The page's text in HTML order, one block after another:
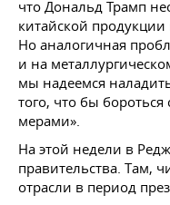
что Дональд Трамп
китайской
Но аналогичная
и на
мы надеемся
того, что бы
мерами».
На этой недели в
правительства. Там,
отрасли в период